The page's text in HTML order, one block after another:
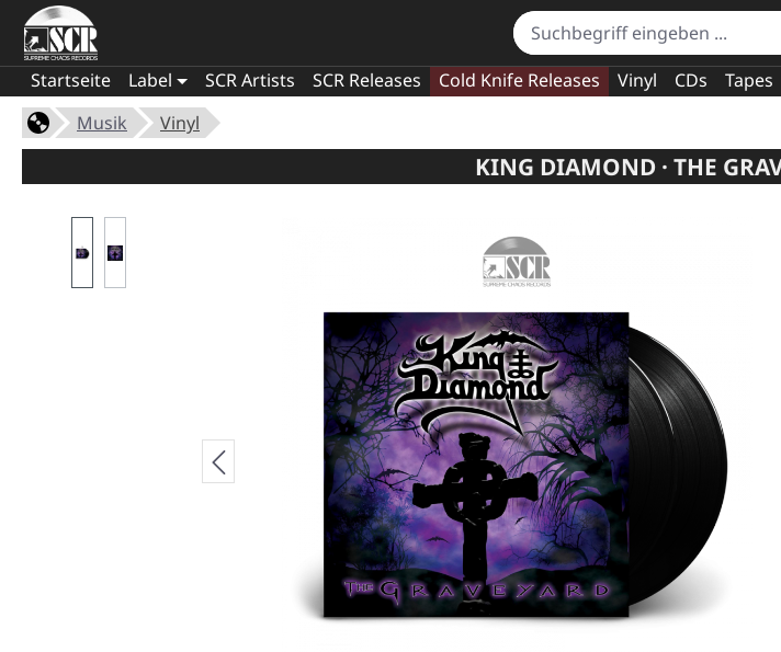
Startseite Label SCR Artists SCR Releases Cold Knife Releases Vinyl CDs Tapes
Musik
Vinyl
KING DIAMOND · THE